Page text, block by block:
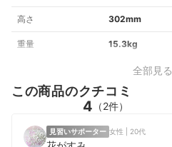
高さ 302mm
重量 15.3kg
全部見る
この商品のクチコミ
4 （2件）
見習いサポーター 女性 | 20代